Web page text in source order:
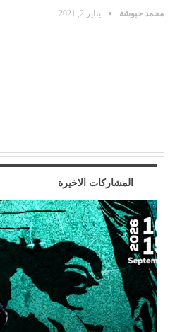
محمد حبوشة يناير 2, 2021
المشاركات الاخيرة